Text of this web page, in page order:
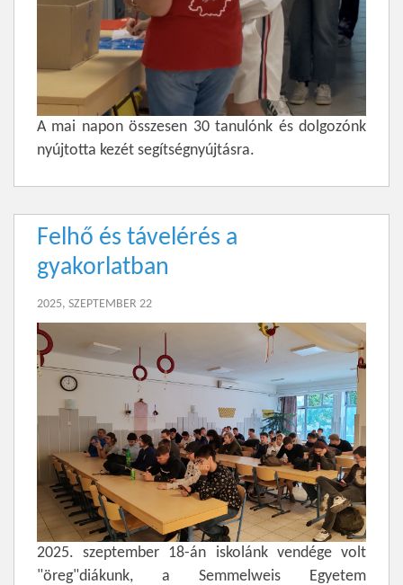
A mai napon összesen 30 tanulónk és dolgozónk
nyújtotta kezét segítségnyújtásra.
Felhő és távelérés a
gyakorlatban
2025, SZEPTEMBER 22
2025. szeptember 18-án iskolánk vendége volt
"öreg"diákunk, a Semmelweis Egyetem